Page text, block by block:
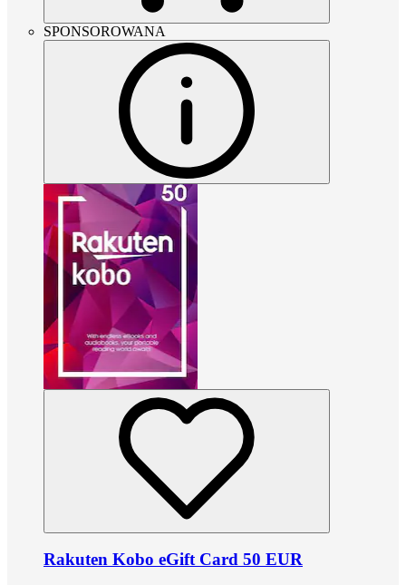
SPONSOROWANA
Rakuten Kobo eGift Card 50 EUR